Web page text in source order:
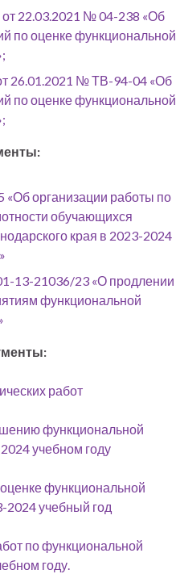
22.03.2021 № 04-238 «Об
по оценке функциональной
26.01.2021 № ТВ-94-04 «Об
по оценке функциональной
организации работы по
обучающихся
края в 2023-2024
13-21036/23 «О продлении
функциональной
работ
функциональной
учебном году
функциональной
2024 учебный год
по функциональной
году.